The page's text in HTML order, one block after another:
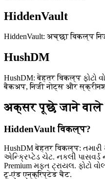
HiddenVault
HiddenVault: अच्छा विकल्प
HushDM
HushDM: बेहतर विकल्प ફોટો
बैकअप, निजी नोट्स और
अक्सर पूछे जाने
HiddenVault विकल्प?
HushDM बेहतर विकल्प:
એન્ક્રિપ્ટેડ ચેટ. નકલી
Premium મફત ટ્રાયલ. ફોટો
टू-एंड एन्क्रिप्टेड चैट.